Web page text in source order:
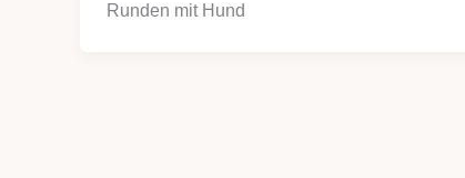
Runden mit Hund